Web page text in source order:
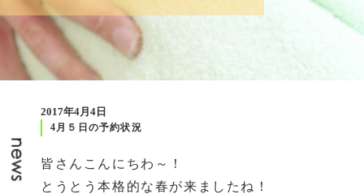
2017年4月4日
4月５日の予約状況
皆さんこんにちわ～！
とうとう本格的な春が来ましたね！